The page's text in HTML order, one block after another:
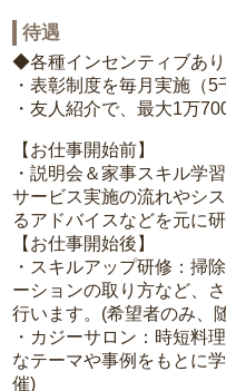
待遇
◆各種インセンティブあり
・表彰制度を毎月実施（5
・友人紹介で、最大1万
【お仕事開始前】
・説明会＆家事スキル学習
サービス実施の流れやシ
るアドバイスなどを元に
【お仕事開始後】
・スキルアップ研修：掃
ーションの取り方など、
行います。(希望者のみ、
・カジーサロン：時短料
なテーマや事例をもとに
催)